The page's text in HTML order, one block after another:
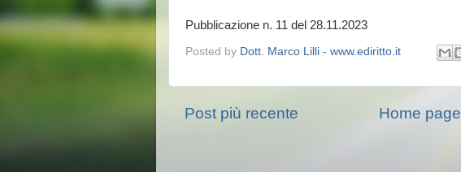
Pubblicazione n. 11 del 28.11.2023
Posted by Dott. Marco Lilli - www.ediritto.it
Post più recente Home page